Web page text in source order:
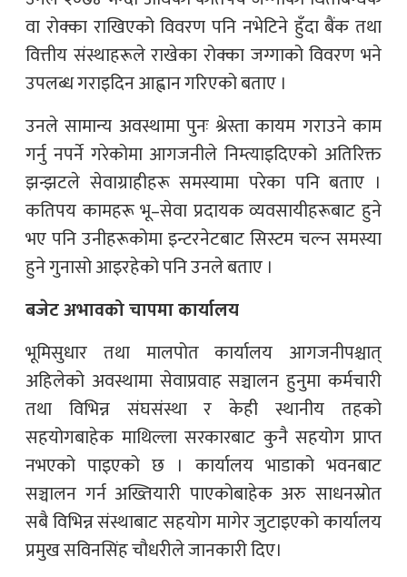
वा रोक्का राखिएको विवरण पनि नभेटिने हुँदा बैंक तथा
वित्तीय संस्थाहरूले राखेका रोक्का जग्गाको विवरण भने
उपलब्ध गराइदिन आह्वान गरिएको बताए ।
उनले सामान्य अवस्थामा पुनः श्रेस्ता कायम गराउने काम
गर्नु नपर्ने गरेकोमा आगजनीले निम्त्याइदिएको अतिरिक्त
झन्झटले सेवाग्राहीहरू समस्यामा परेका पनि बताए ।
कतिपय कामहरू भू–सेवा प्रदायक व्यवसायीहरूबाट हुने
भए पनि उनीहरूकोमा इन्टरनेटबाट सिस्टम चल्न समस्या
हुने गुनासो आइरहेको पनि उनले बताए ।
बजेट अभावको चापमा कार्यालय
भूमिसुधार तथा मालपोत कार्यालय आगजनीपश्चात्
अहिलेको अवस्थामा सेवाप्रवाह सञ्चालन हुनुमा कर्मचारी
तथा विभिन्न संघसंस्था र केही स्थानीय तहको
सहयोगबाहेक माथिल्ला सरकारबाट कुनै सहयोग प्राप्त
नभएको पाइएको छ । कार्यालय भाडाको भवनबाट
सञ्चालन गर्न अख्तियारी पाएकोबाहेक अरु साधनस्रोत
सबै विभिन्न संस्थाबाट सहयोग मागेर जुटाइएको कार्यालय
प्रमुख सविनसिंह चौधरीले जानकारी दिए।